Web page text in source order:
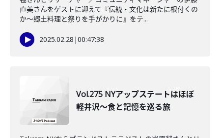
直美さんをゲストに迎えて『伝統・文化は新たに根付くの
か～郷土料理と祭りを手がかりに』をテ...
2025.02.28 |00:47:38
Vol.275 NYアップステートはほぼ
軽井沢～食と記憶を巡る旅